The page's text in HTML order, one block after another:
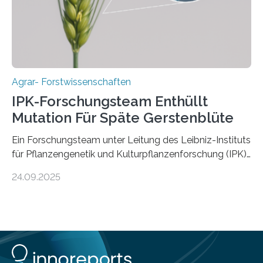
Forschungsgruppe hat die Evolution und…
Agrar- Forstwissenschaften
IPK-Forschungsteam Enthüllt
Mutation Für Späte Gerstenblüte
Ein Forschungsteam unter Leitung des Leibniz-Instituts
für Pflanzengenetik und Kulturpflanzenforschung (IPK)
entdeckt, das Gerste in Regionen mit langen
Sammlungen von Wild- und domestizierter Gerste
analysierten, konnten auch zeigen, dass die Mutation
24.09.2025